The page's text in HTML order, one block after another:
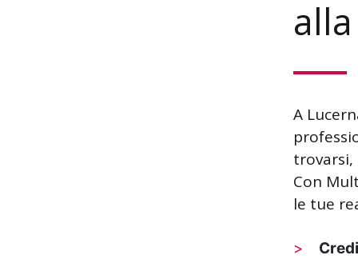
A
trovarsi,
Con
le tue